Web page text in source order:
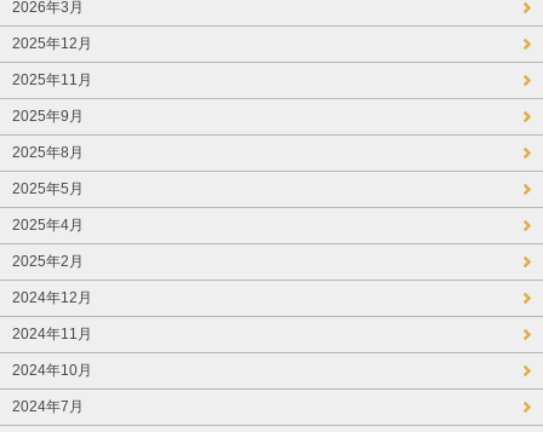
2026年3月
2025年12月
2025年11月
2025年9月
2025年8月
2025年5月
2025年4月
2025年2月
2024年12月
2024年11月
2024年10月
2024年7月